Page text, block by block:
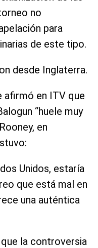
no
para
de este tipo.
desde Inglaterra.
afirmó en ITV que
“huele muy
en
Unidos, estaría
que está mal en
una auténtica
la controversia